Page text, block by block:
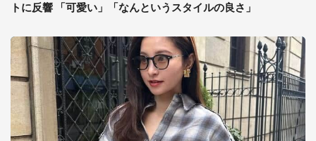
トに反響 「可愛い」「なんというスタイルの良さ」